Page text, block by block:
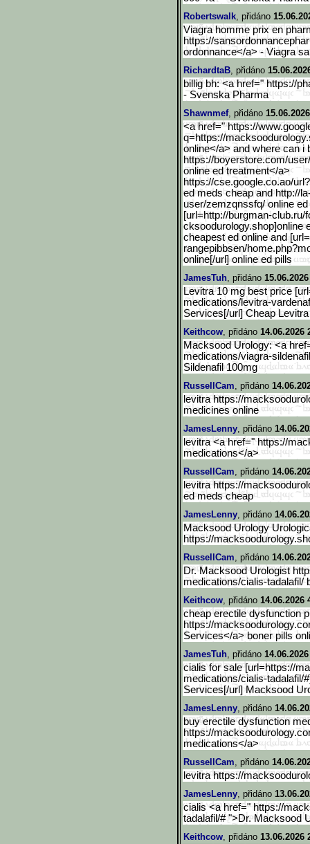
Robertswalk, přidáno
Viagra homme prix en
https://
ordonnance</a> - Viagra
RichardtaB, přidáno
billig bh: <a href=" https://
- Svenska Pharma
Shawnmef, přidáno
<a href=" https://
q=https://
online</a> and where can i
https://boyerstore.com/
online ed treatment</a>
https://cse.google.co.ao/
ed meds cheap and http://
user/zemzqnssfq/ online
[url=http://burgman-club.ru/
cksoodurology.shop]online
cheapest ed online and
rangepibbsen/
online[/url] online ed pills
JamesTuh, přidáno
Levitra 10 mg best price
medications/levitra-vard
Services[/url] Cheap
Keithcow, přidáno 14.06.2026
Macksood Urology: <a
medications/viagra-sildenafil
Sildenafil 100mg
RussellCam, přidáno
levitra https://
medicines online
JamesLenny, přidáno
levitra <a href=" https://
medications</a>
RussellCam, přidáno
levitra https://
ed meds cheap
JamesLenny, přidáno
Macksood Urology
https://
RussellCam, přidáno
Dr. Macksood Urologist
medications/cialis-tadalafil/
Keithcow, přidáno 14.06.2026
cheap erectile dysfunction
https://
Services</a> boner pills
JamesTuh, přidáno
cialis for sale [url=https://
medications/cialis-tadalafil/
Services[/url] Macksood
JamesLenny, přidáno
buy erectile dysfunction
https://
medications</a>
RussellCam, přidáno
levitra https://
JamesLenny, přidáno
cialis <a href=" https://
tadalafil/# ">Dr. Macksood
Keithcow, přidáno 13.06.2026